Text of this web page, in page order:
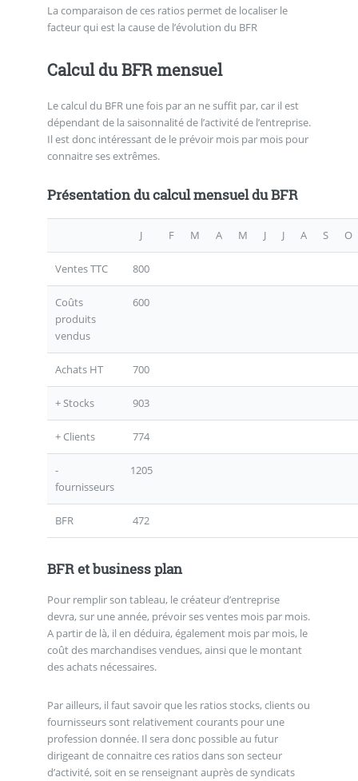
La comparaison de ces ratios permet de localiser le
facteur qui est la cause de l’évolution du BFR
Calcul du BFR mensuel
Le calcul du BFR une fois par an ne suffit par, car il est
dépendant de la saisonnalité de l’activité de l’entreprise.
Il est donc intéressant de le prévoir mois par mois pour
connaitre ses extrêmes.
Présentation du calcul mensuel du BFR
J F M A M J J A S O
Ventes TTC 800
Coûts
produits
vendus
600
Achats HT 700
+ Stocks 903
+ Clients 774
-
fournisseurs
1205
BFR 472
BFR et business plan
Pour remplir son tableau, le créateur d’entreprise
devra, sur une année, prévoir ses ventes mois par mois.
A partir de là, il en déduira, également mois par mois, le
coût des marchandises vendues, ainsi que le montant
des achats nécessaires.
Par ailleurs, il faut savoir que les ratios stocks, clients ou
fournisseurs sont relativement courants pour une
profession donnée. Il sera donc possible au futur
dirigeant de connaitre ces ratios dans son secteur
d’activité, soit en se renseignant auprès de syndicats